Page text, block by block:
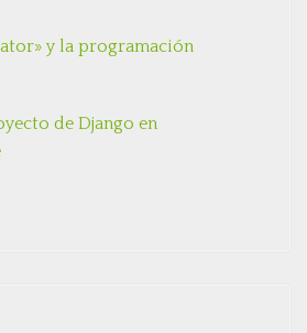
y la programación
de Django en